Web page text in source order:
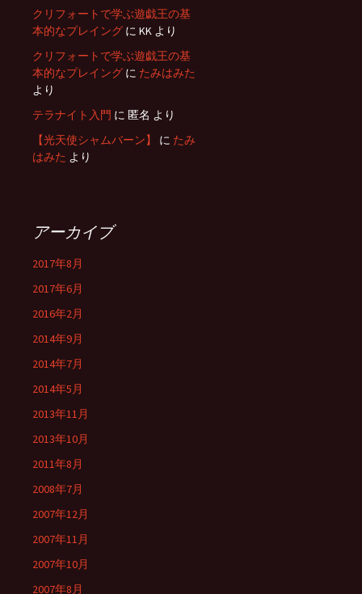
クリフォートで学ぶ遊戯王の基
本的なプレイング に KK より
クリフォートで学ぶ遊戯王の基
本的なプレイング に たみはみた
より
テラナイト入門 に 匿名 より
【光天使シャムバーン】
に たみ
はみた より
アーカイブ
2017年8月
2017年6月
2016年2月
2014年9月
2014年7月
2014年5月
2013年11月
2013年10月
2011年8月
2008年7月
2007年12月
2007年11月
2007年10月
2007年8月